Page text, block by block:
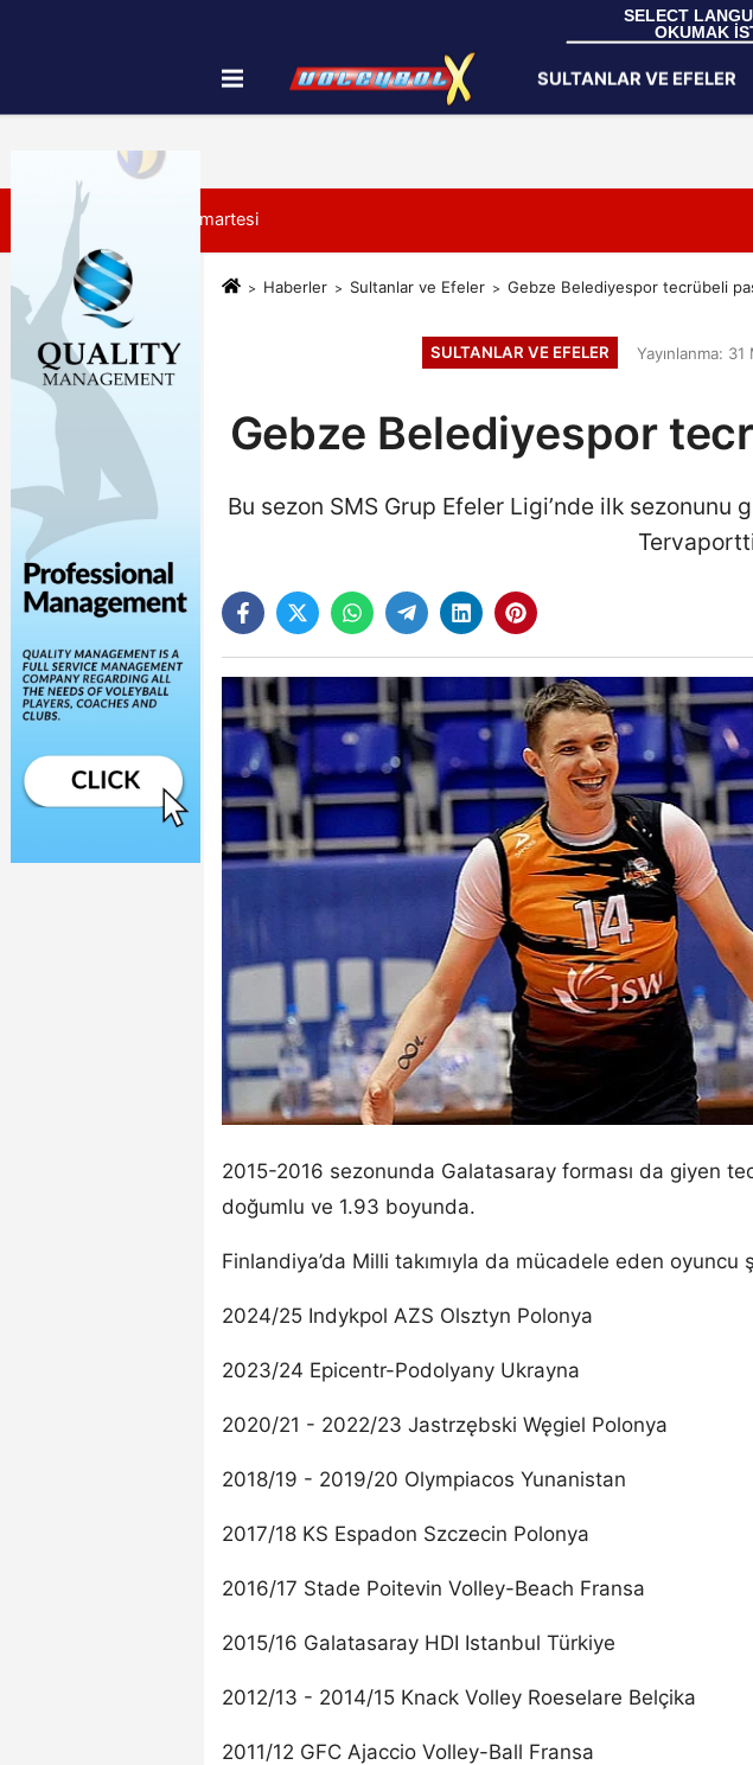
SELECT
OKUMAK
İletişim Çerez Politikası
SULTANLAR VE EFELER
8 Ağustos 2026, Cumartesi
Haberler Sultanlar ve Efeler Gebze Belediyespor tecrübeli
SULTANLAR VE EFELER Yayınlanma:
Gebze Belediyespor
Bu sezon SMS Grup Efeler Ligi’nde ilk
2015-2016 sezonunda Galatasaray forması da giyen
doğumlu ve 1.93 boyunda.
Finlandiya’da Milli takımıyla da mücadele eden oyuncu
2024/25 Indykpol AZS Olsztyn Polonya
2023/24 Epicentr-Podolyany Ukrayna
2020/21 - 2022/23 Jastrzębski Węgiel Polonya
2018/19 - 2019/20 Olympiacos Yunanistan
2017/18 KS Espadon Szczecin Polonya
2016/17 Stade Poitevin Volley-Beach Fransa
2015/16 Galatasaray HDI Istanbul Türkiye
2012/13 - 2014/15 Knack Volley Roeselare Belçika
2011/12 GFC Ajaccio Volley-Ball Fransa